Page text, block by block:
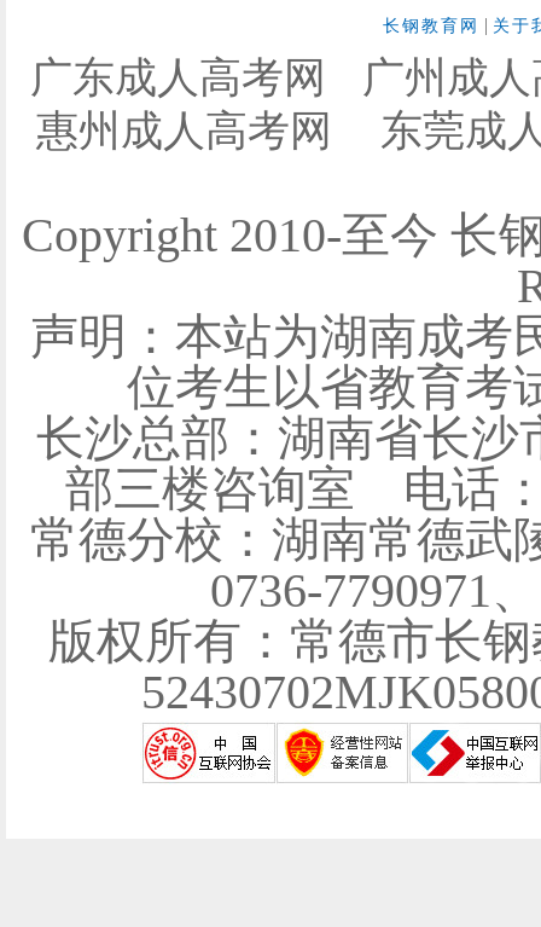
长钢教育网 | 关于
广东成人高考网
广州成
惠州成人高考网
东莞成
Copyright 2010-至今 长
声明：本站为湖南成考
位考生以省教育考
长沙总部：湖南省长沙
部三楼咨询室 电话：
常德分校：湖南常德
0736-7790971
版权所有：常德市长